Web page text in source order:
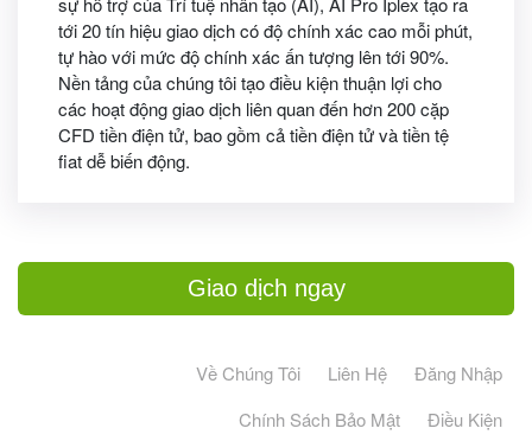
tới 20 tín hiệu giao dịch có độ chính xác cao mỗi phút,
tự hào với mức độ chính xác ấn tượng lên tới 90%.
Nền tảng của chúng tôi tạo điều kiện thuận lợi cho
các hoạt động giao dịch liên quan đến hơn 200 cặp
CFD tiền điện tử, bao gồm cả tiền điện tử và tiền tệ
fiat dễ biến động.
Giao dịch ngay
Về Chúng Tôi Liên Hệ
Đăng Nhập
Chính Sách Bảo Mật
Điều Kiện